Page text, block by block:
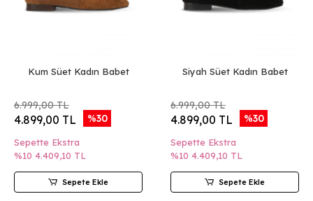
Kum Süet Kadın Babet
6.999,00 TL
4.899,00 TL %30
Sepette Ekstra
%10 4.409,10 TL
Sepete Ekle
Siyah Süet Kadın Babet
6.999,00 TL
4.899,00 TL %30
Sepette Ekstra
%10 4.409,10 TL
Sepete Ekle